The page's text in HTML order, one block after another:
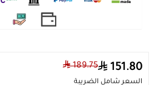
لون الاضاءة : تقبل لمبات اضاءة
151.80
189.75
السعر شامل الضريبة